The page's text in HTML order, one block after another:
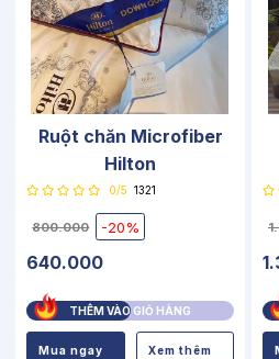
Ruột chăn Microfiber
Hilton
0/5 1321
800.000 -20%
640.000
THÊM VÀO GIỎ HÀNG
Mua ngay Xem thêm